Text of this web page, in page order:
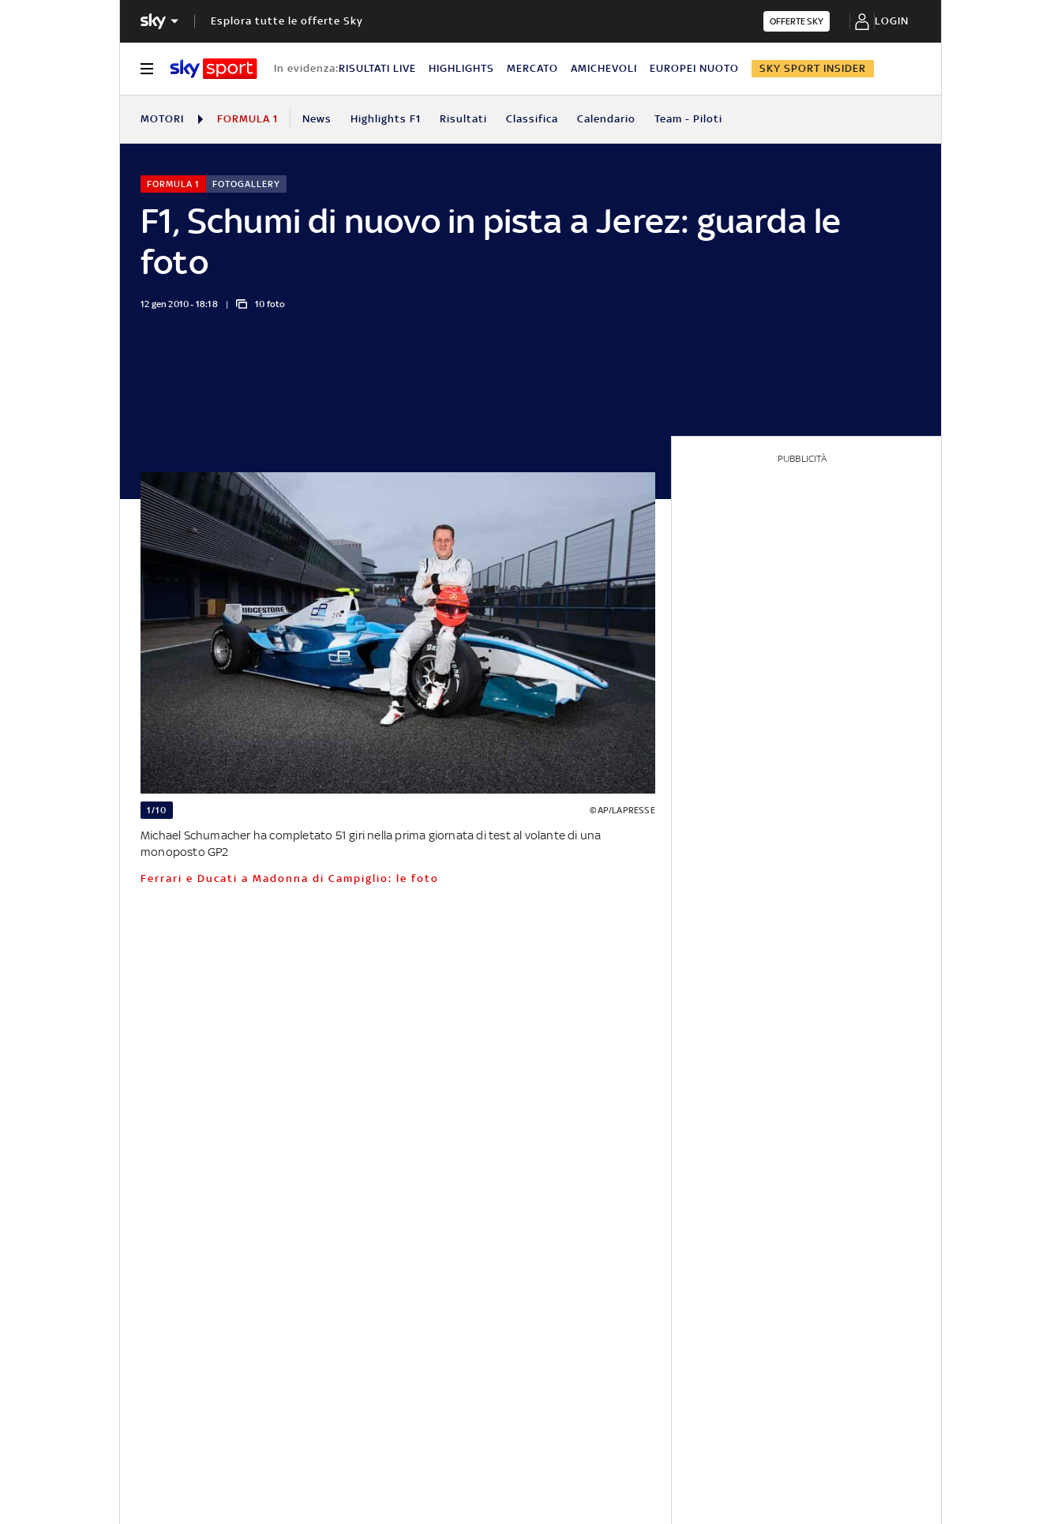
Esplora tutte le offerte Sky OFFERTE SKY LOGIN
In evidenza:RISULTATI LIVE HIGHLIGHTS MERCATO AMICHEVOLI EUROPEI NUOTO SKY SPORT INSIDER
MOTORI FORMULA 1 News Highlights F1 Risultati Classifica Calendario Team - Piloti
F1, Schumi di nuovo in pista a Jerez: guarda le
foto
FORMULA 1 FOTOGALLERY
12 gen 2010 - 18:18 10 foto
1/10 ©AP/LAPRESSE
Michael Schumacher ha completato 51 giri nella prima giornata di test al volante di una
monoposto GP2
Ferrari e Ducati a Madonna di Campiglio: le foto
PUBBLICITÀ